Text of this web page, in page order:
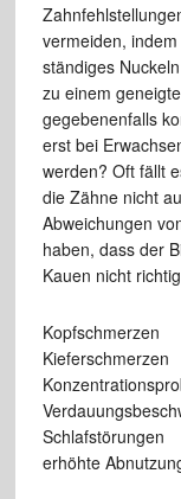
vermeiden,
ständiges
zu einem
gegebenenfalls
erst bei
werden? Oft fällt
die Zähne nicht
Abweichungen
haben, dass der
Kauen nicht
Kopfschmerzen
Kieferschmerzen
Schlafstörungen
erhöhte